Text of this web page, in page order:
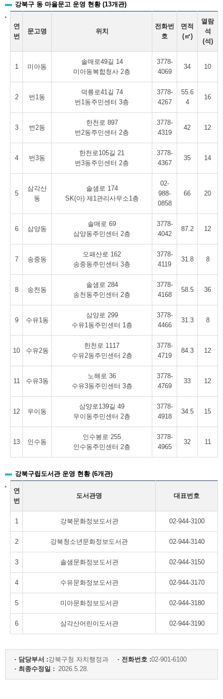
강북구 동 마을문고 운영 현황 (13개관)
연
번
문고명 위치
전화번
호
면적
(㎡)
열람
석
(석)
1 미아동
솔매로49길 14
미아동복합청사 2층
3778-
4069
34 10
2 번1동
덕릉로41길 74
번1동주민센터 3층
3778-
4267
55.6
4
16
3 번2동
한천로 897
번2동주민센터 2층
3778-
4319
42 12
4 번3동
한천로105길 21
번3동주민센터 2층
3778-
4367
35 14
5
삼각산
동
솔샘로 174
SK(아) 제1관리사무소1층
02-
988-
0858
66 20
6 삼양동
솔매로 69
삼양동주민센터 2층
3778-
4042
87.2 12
7 송중동
오패산로 162
송중동주민센터 3층
3778-
4119
31.8 8
8 송천동
솔샘로 284
송천동주민센터 2층
3778-
4168
58.5 36
9 수유1동
삼양로 299
수유1동주민센터 1층
3778-
4466
31.3 8
10 수유2동
한천로 1117
수유2동주민센터 2층
3778-
4719
84.3 12
11 수유3동
노해로 36
수유3동주민센터 3층
3778-
4769
33 12
12 우이동
삼양로139길 49
우이동주민센터 2층
3778-
4918
34.5 15
13 인수동
인수봉로 255
인수동주민센터 2층
3778-
4965
32 11
강북구립도서관 운영 현황 (6개관)
연
번
도서관명 대표번호
1 강북문화정보도서관 02-944-3100
2 강북청소년문화정보도서관 02-944-3140
3 솔샘문화정보도서관 02-944-3150
4 수유문화정보도서관 02-944-3170
5 미아문화정보도서관 02-944-3180
6 삼각산어린이도서관 02-944-3190
· 담당부서 :강북구청 자치행정과 · 전화번호 :02-901-6100
· 최종수정일 : 2026.5.28.